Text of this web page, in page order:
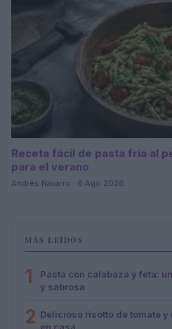
Receta fácil de pasta fría al
para el verano
Andrés Navarro · 6 Ago 2026
MÁS LEÍDOS
1
Pasta con calabaza y feta:
y sabrosa
2 Delicioso risotto de tomate